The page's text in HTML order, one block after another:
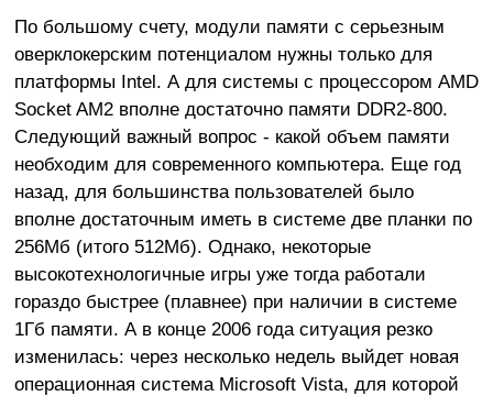
По большому счету, модули памяти с серьезным
оверклокерским потенциалом нужны только для
платформы Intel. А для системы с процессором AMD
Socket AM2 вполне достаточно памяти DDR2-800.
Следующий важный вопрос - какой объем памяти
необходим для современного компьютера. Еще год
назад, для большинства пользователей было
вполне достаточным иметь в системе две планки по
256Мб (итого 512Мб). Однако, некоторые
высокотехнологичные игры уже тогда работали
гораздо быстрее (плавнее) при наличии в системе
1Гб памяти. А в конце 2006 года ситуация резко
изменилась: через несколько недель выйдет новая
операционная система Microsoft Vista, для которой